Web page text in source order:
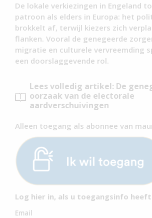
De lokale verkiezingen in Engeland
patroon als elders in Europa: het
brokkelt af, terwijl kiezers zich
flanken. Vooral de genegeerde
migratie en culturele vervreemding
een doorslaggevende rol.
Lees volledig artikel: De
oorzaak van de electorale
aardverschuivingen
Alleen toegang als abonnee van
Log hier in, als u toegangsinfo
Email